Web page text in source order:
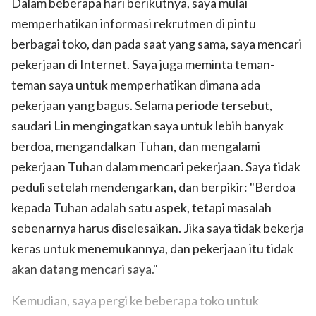
memperhatikan informasi rekrutmen di pintu
berbagai toko, dan pada saat yang sama, saya mencari
pekerjaan di Internet. Saya juga meminta teman-
teman saya untuk memperhatikan dimana ada
pekerjaan yang bagus. Selama periode tersebut,
saudari Lin mengingatkan saya untuk lebih banyak
berdoa, mengandalkan Tuhan, dan mengalami
pekerjaan Tuhan dalam mencari pekerjaan. Saya tidak
peduli setelah mendengarkan, dan berpikir: "Berdoa
kepada Tuhan adalah satu aspek, tetapi masalah
sebenarnya harus diselesaikan. Jika saya tidak bekerja
keras untuk menemukannya, dan pekerjaan itu tidak
akan datang mencari saya."
Kemudian, saya pergi ke beberapa toko untuk